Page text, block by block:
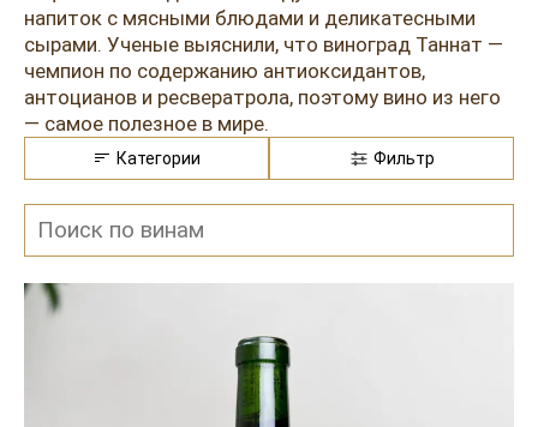
напиток с мясными блюдами и деликатесными
сырами. Ученые выяснили, что виноград Таннат —
чемпион по содержанию антиоксидантов,
антоцианов и ресвератрола, поэтому вино из него
— самое полезное в мире.
Категории Фильтр